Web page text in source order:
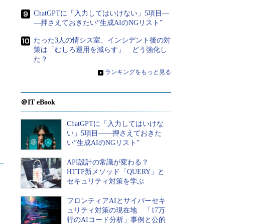
ChatGPTに「入力してはいけない」5項目―
―押さえておきたい“生成AIのNGリスト”
たった3人の情シス室、インシデント後の対
策は「むしろ運用を減らす」 どう強化し
た？
» ランキングをもっと見る
＠IT eBook
ChatGPTに「入力してはいけな
い」5項目――押さえておきた
い“生成AIのNGリスト”
API設計の常識が変わる？
HTTP新メソッド「QUERY」と
セキュリティ対策を学ぶ
フロンティアAIとサイバーセキ
ュリティ対策の現在地 「17万
行のAIコード分析」事例と公的